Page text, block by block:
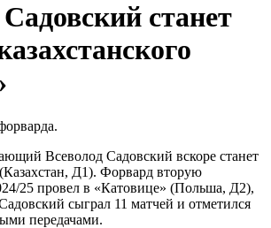
станет
Всеволод Садовский вскоре станет
Д1). Форвард вторую
25 провел в «Катовице» (Польша, Д2),
сыграл 11 матчей и отметился
передачами.